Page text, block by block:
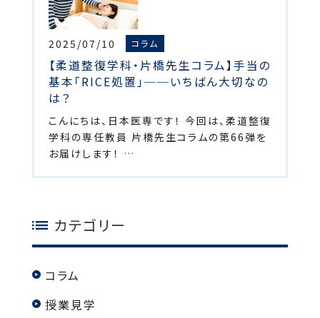
2025/07/10 コラム
【柔道整復学科・片橋先生コラム】手当の
基本「RICE処置」──いちばん大切なの
は？
こんにちは、日本医専です！ 今回は、柔道整復
学科の専任教員 片橋先生コラムの第66弾を
お届けします！ …
カテゴリー
コラム
授業見学